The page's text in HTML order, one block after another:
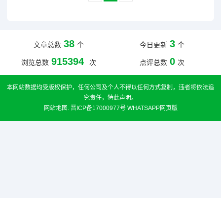
文章总数 38 个 今日更新 3 个
浏览总数 915394 次 点评总数 0 次
本网站数据均受版权保护，任何公司及个人不得以任何方式复制，违者将依法追
究责任，特此声明。
网站地图 晋ICP备17000977号 WHATSAPP网页版